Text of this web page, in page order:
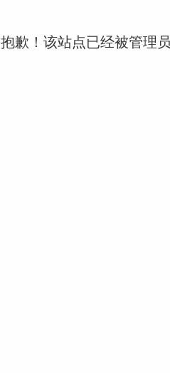
抱歉！该站点已经被管理